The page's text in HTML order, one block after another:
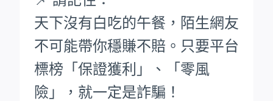
天下沒有白吃的午餐，陌生網友
不可能帶你穩賺不賠。只要平台
標榜「保證獲利」、「零風
險」，就一定是詐騙！